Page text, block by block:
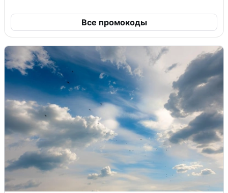
Все промокоды